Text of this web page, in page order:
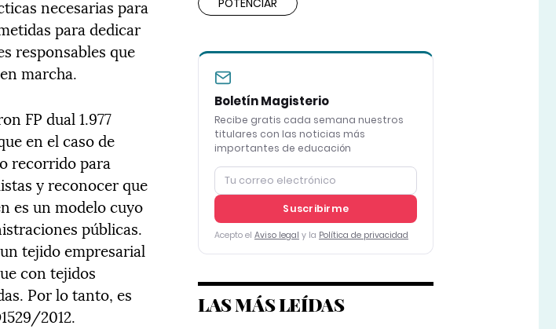
necesarias para
para dedicar
responsables que
marcha.
FP dual 1.977
en el caso de
recorrido para
y reconocer que
es un modelo cuyo
públicas.
tejido empresarial
con tejidos
Por lo tanto, es
2012.
POTENCIAR
Boletín Magisterio
Recibe gratis cada semana nuestros
titulares con las noticias más
importantes de educación
Suscribirme
Acepto el Aviso legal y la Política de privacidad
LAS MÁS LEÍDAS